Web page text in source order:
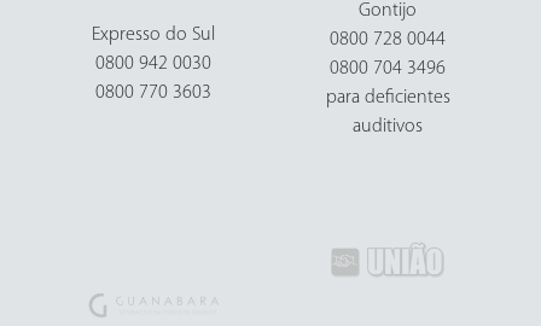
Expresso do Sul
0800 942 0030
0800 770 3603
Gontijo
0800 728 0044
0800 704 3496
para deficientes
auditivos